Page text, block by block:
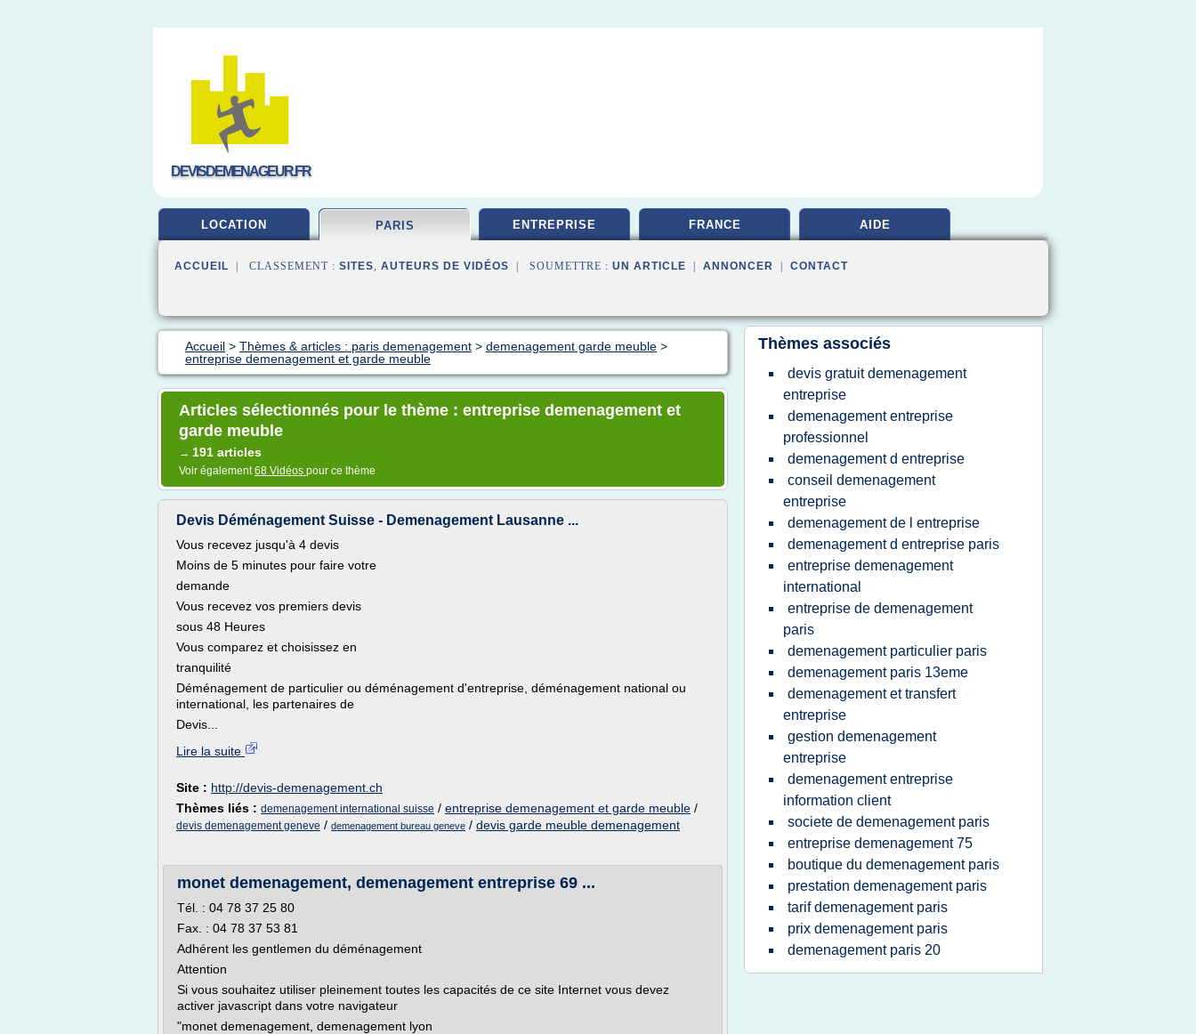
DEVISDEMENAGEUR.FR
LOCATION PARIS ENTREPRISE FRANCE AIDE
ACCUEIL | CLASSEMENT : SITES, AUTEURS DE VIDÉOS | SOUMETTRE : UN ARTICLE ANNONCER CONTACT
Accueil > Thèmes & articles : paris demenagement > demenagement garde meuble >
entreprise demenagement et garde meuble
Articles sélectionnés pour le thème : entreprise demenagement et
garde meuble
→ 191 articles
Voir également68 Vidéos pour ce thème
Devis Déménagement Suisse - Demenagement Lausanne ...
Vous recevez jusqu'à 4 devis
Moins de 5 minutes pour faire votre
demande
Vous recevez vos premiers devis
sous 48 Heures
Vous comparez et choisissez en
tranquilité
Déménagement de particulier ou déménagement d'entreprise, déménagement national ou
international, les partenaires de
Devis...
Lire la suite
Site : http://devis-demenagement.ch
Thèmes liés : demenagement international suisse / entreprise demenagement et garde meuble /
devis demenagement geneve / demenagement bureau geneve / devis garde meuble demenagement
monet demenagement, demenagement entreprise 69 ...
Tél. : 04 78 37 25 80
Fax. : 04 78 37 53 81
Adhérent les gentlemen du déménagement
Attention
Si vous souhaitez utiliser pleinement toutes les capacités de ce site Internet vous devez
activer javascript dans votre navigateur
"monet demenagement, demenagement lyon
Thèmes associés
devis gratuit demenagement
entreprise
demenagement entreprise
professionnel
demenagement d entreprise
conseil demenagement
entreprise
demenagement de l entreprise
demenagement d entreprise paris
entreprise demenagement
international
entreprise de demenagement
paris
demenagement particulier paris
demenagement paris 13eme
demenagement et transfert
entreprise
gestion demenagement
entreprise
demenagement entreprise
information client
societe de demenagement paris
entreprise demenagement 75
boutique du demenagement paris
prestation demenagement paris
tarif demenagement paris
prix demenagement paris
demenagement paris 20